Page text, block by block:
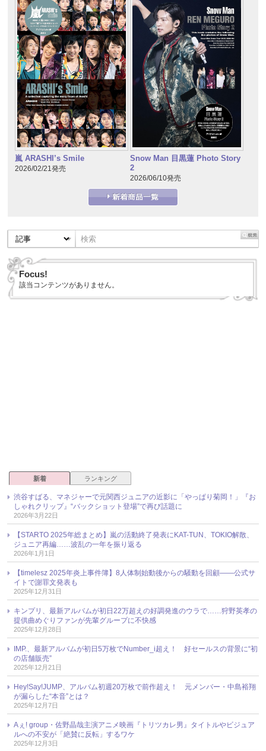
嵐 ARASHI’s Smile
2026/02/21発売
Snow Man 目黒蓮 Photo Story
2
2026/06/10発売
Focus!
該当コンテンツがありません。
新着 ランキング
渋谷すばる、マネジャーで元関西ジュニアの近影に「やっぱり菊岡！」『お
しゃれクリップ』“バックショット登場”で再び話題に
2026年3月22日
【STARTO 2025年総まとめ】嵐の活動終了発表にKAT-TUN、TOKIO解散、
ジュニア再編……波乱の一年を振り返る
2026年1月1日
【timelesz 2025年炎上事件簿】8人体制始動後からの騒動を回顧――公式サ
イトで謝罪文発表も
2025年12月31日
キンプリ、最新アルバムが初日22万超えの好調発進のウラで……狩野英孝の
提供曲めぐりファンが先輩グループに不快感
2025年12月28日
IMP.、最新アルバムが初日5万枚でNumber_i超え！ 好セールスの背景に“初
の店舗販売”
2025年12月21日
Hey!Say!JUMP、アルバム初週20万枚で前作超え！ 元メンバー・中島裕翔
が漏らした“本音”とは？
2025年12月7日
Aぇ! group・佐野晶哉主演アニメ映画『トリツカレ男』タイトルやビジュア
ルへの不安が「絶賛に反転」するワケ
2025年12月3日